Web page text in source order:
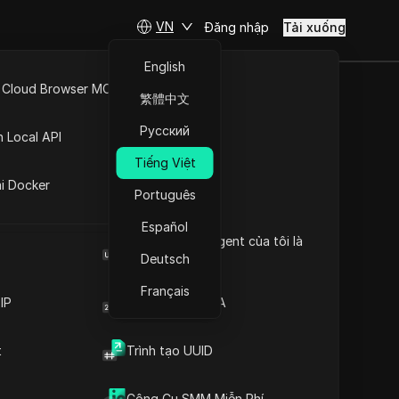
Browser User Agent của tôi là
Trình tạo mã 2FA
Trình tạo UUID
Browser MCP
Local API
Docker
VN
English
繁體中文
Русский
Tiếng Việt
Português
Español
Deutsch
Français
Đăng nhập Tải xuống
Trực tuyến
Giới thiệu nội dung